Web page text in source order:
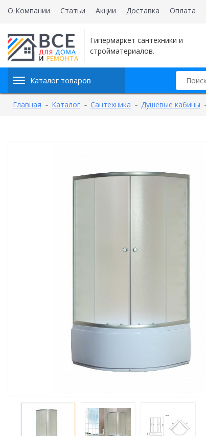
О Компании Статьи Акции Доставка Оплата
Гипермаркет сантехники и
стройматериалов.
Каталог товаров
Главная Каталог Сантехника Душевые кабины